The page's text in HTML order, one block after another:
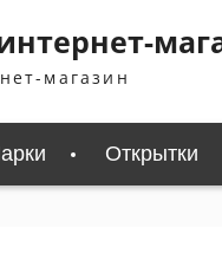
магазин
Открытки